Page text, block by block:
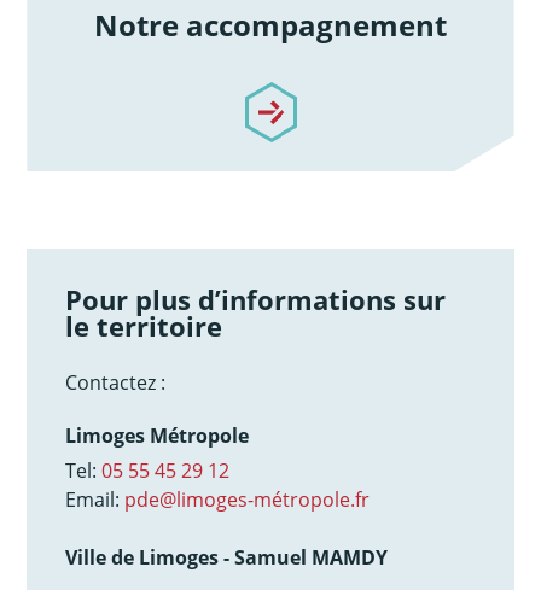
Notre accompagnement
/notre-accompagnement
Pour plus d’informations sur
le territoire
Contactez :
Limoges Métropole
Tel:05 55 45 29 12
Email: pde@limoges-métropole.fr
Ville de Limoges - Samuel MAMDY